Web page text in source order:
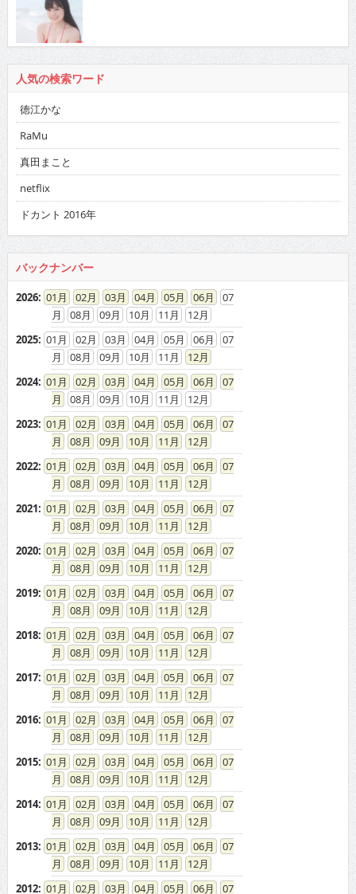
人気の検索ワード
徳江かな
RaMu
真田まこと
netflix
ドカント 2016年
バックナンバー
2026: 01 02 03 04 05 06
07
08
09 10 11
12
2025: 01 02 03 04 05 06
07
08
09 10 11
12
2024: 01 02 03 04 05 06
07
08
09 10 11
12
2023: 01 02 03 04 05 06
07
08
09 10 11
12
2022: 01 02 03 04 05 06
07
08
09 10 11
12
2021: 01 02 03 04 05 06
07
08
09 10 11
12
2020: 01 02 03 04 05 06
07
08
09 10 11
12
2019: 01 02 03 04 05 06
07
08
09 10 11
12
2018: 01 02 03 04 05 06
07
08
09 10 11
12
2017: 01 02 03 04 05 06
07
08
09 10 11
12
2016: 01 02 03 04 05 06
07
08
09 10 11
12
2015: 01 02 03 04 05 06
07
08
09 10 11
12
2014: 01 02 03 04 05 06
07
08
09 10 11
12
2013: 01 02 03 04 05 06
07
08
09 10 11
12
2012: 01 02 03 04 05 06
07